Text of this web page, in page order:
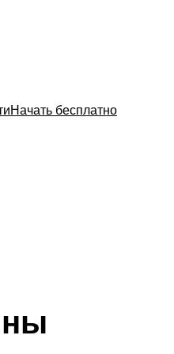
Начать бесплатно